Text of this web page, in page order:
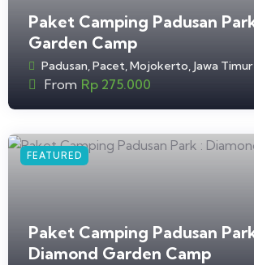
Paket Camping Padusan
Garden Camp
Padusan, Pacet, Mojokerto, Jawa Timur
From Rp 275.000
FEATURED
Paket Camping Padusan
Diamond Garden Camp